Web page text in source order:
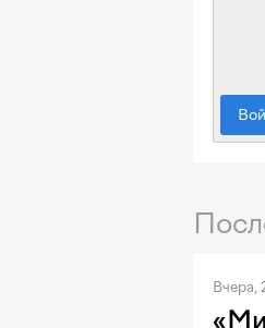
Вчера,